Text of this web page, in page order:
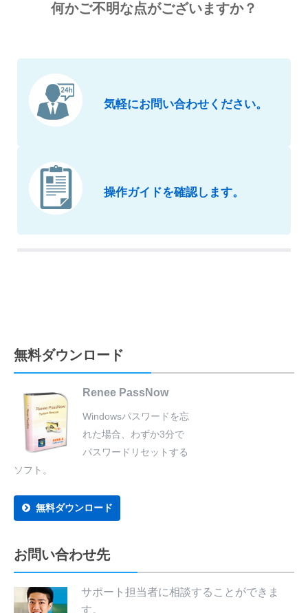
何かご不明な点がございますか？
気軽にお問い合わせください。
操作ガイドを確認します。
無料ダウンロード
Renee PassNow
Windowsパスワードを忘
れた場合、わずか3分で
パスワードリセットする
ソフト。
無料ダウンロード
お問い合わせ先
サポート担当者に相談することができま
す。